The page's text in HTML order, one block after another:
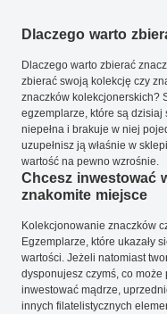
Dlaczego warto
Dlaczego warto zbierać
zbierać swoją kolekcję czy
znaczków kolekcjonerskich?
egzemplarze, które są
niepełna i brakuje w niej
uzupełnisz ją właśnie w
wartość na pewno wzrośnie.
Chcesz inwestować
znakomite miejsce
Kolekcjonowanie znaczków
Egzemplarze, które ukazały
wartości. Jeżeli natomiast
dysponujesz czymś, co
inwestować mądrze,
innych filatelistycznych